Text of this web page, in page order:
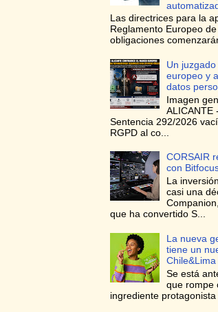
Las directrices para la
Reglamento Europeo
obligaciones
Un
europeo y
datos
Imagen
ALICANTE
Sentencia 292/2026
RGPD al co...
CORSAIR
con
La
casi una
que ha convertido S...
La nueva
tiene un
Se está
que rompe
ingrediente protagonista